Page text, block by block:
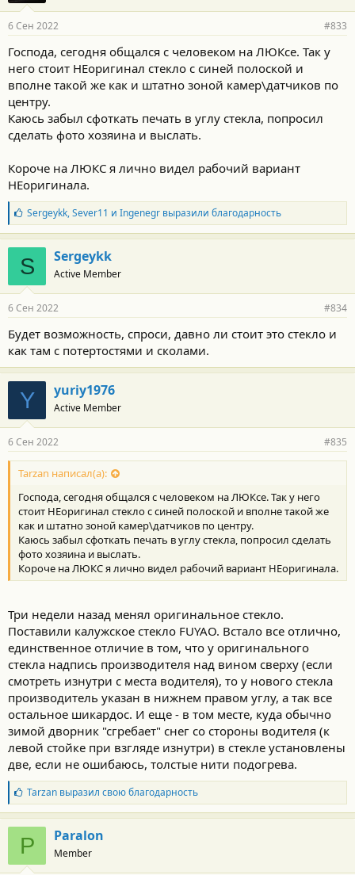
6 Сен 2022 #833
Господа, сегодня общался с человеком на ЛЮКсе. Так у
него стоит НЕоригинал стекло с синей полоской и
вполне такой же как и штатно зоной камер\датчиков по
центру.
Каюсь забыл сфоткать печать в углу стекла, попросил
сделать фото хозяина и выслать.
Короче на ЛЮКС я лично видел рабочий вариант
НЕоригинала.
Б
л
а
г
о
д
а
н
с
т
и
:
Sergeykk,Sever11 и Ingenegrвыразили благодарность
S Sergeykk
Active Member
6 Сен 2022 #834
Будет возможность, спроси, давно ли стоит это стекло и
как там с потертостями и сколами.
Y yuriy1976
Active Member
6 Сен 2022 #835
Tarzan написал(а):
Господа, сегодня общался с человеком на ЛЮКсе. Так у него
стоит НЕоригинал стекло с синей полоской и вполне такой же
как и штатно зоной камер\датчиков по центру.
Каюсь забыл сфоткать печать в углу стекла, попросил сделать
фото хозяина и выслать.
Короче на ЛЮКС я лично видел рабочий вариант НЕоригинала.
Три недели назад менял оригинальное стекло.
Поставили калужское стекло FUYAO. Встало все отлично,
единственное отличие в том, что у оригинального
стекла надпись производителя над вином сверху (если
смотреть изнутри с места водителя), то у нового стекла
производитель указан в нижнем правом углу, а так все
остальное шикардос. И еще - в том месте, куда обычно
зимой дворник "сгребает" снег со стороны водителя (к
левой стойке при взгляде изнутри) в стекле установлены
две, если не ошибаюсь, толстые нити подогрева.
Б
л
а
г
о
а
Tarzanвыразил свою благодарность
P Paralon
Member